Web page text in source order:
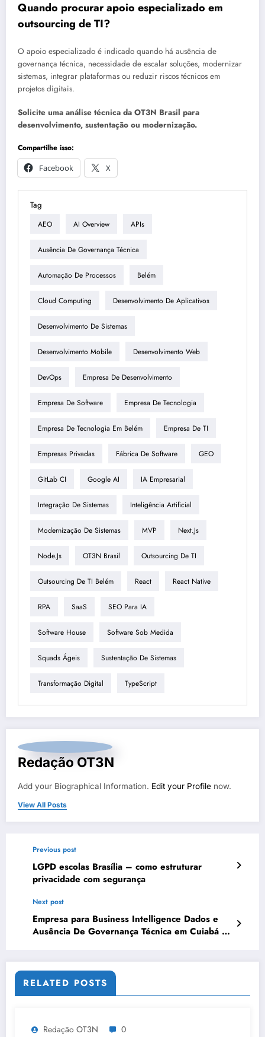
Quando procurar apoio especializado em
outsourcing de TI?
O apoio especializado é indicado quando há ausência de
governança técnica, necessidade de escalar soluções, modernizar
sistemas, integrar plataformas ou reduzir riscos técnicos em
projetos digitais.
Solicite uma análise técnica da OT3N Brasil para
desenvolvimento, sustentação ou modernização.
Compartilhe isso:
Facebook
X
Tag
AEO AI Overview APIs
Ausência De Governança Técnica
Automação De Processos Belém
Cloud Computing Desenvolvimento De Aplicativos
Desenvolvimento De Sistemas
Desenvolvimento Mobile Desenvolvimento Web
DevOps Empresa De Desenvolvimento
Empresa De Software Empresa De Tecnologia
Empresa De Tecnologia Em Belém Empresa De TI
Empresas Privadas Fábrica De Software GEO
GitLab CI Google AI IA Empresarial
Integração De Sistemas Inteligência Artificial
Modernização De Sistemas MVP Next.js
Node.js OT3N Brasil Outsourcing De TI
Outsourcing De TI Belém React React Native
RPA SaaS SEO Para IA
Software House Software Sob Medida
Squads Ágeis Sustentação De Sistemas
Transformação Digital TypeScript
Redação OT3N
Add your Biographical Information. Edit your Profile now.
View All Posts
Previous post
LGPD escolas Brasília – como estruturar
privacidade com segurança
Next post
Empresa para Business Intelligence Dados e
Ausência De Governança Técnica em Cuiabá |
RELATED POSTS
Redação OT3N 0